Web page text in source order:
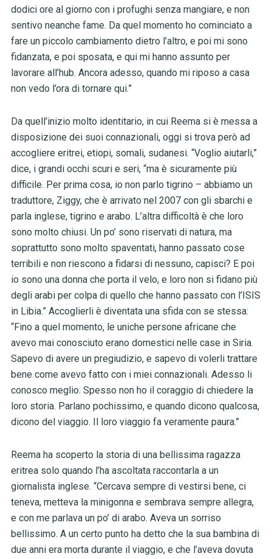
dodici ore al giorno con i profughi senza mangiare, e non
sentivo neanche fame. Da quel momento ho cominciato a
fare un piccolo cambiamento dietro l’altro, e poi mi sono
fidanzata, e poi sposata, e qui mi hanno assunto per
lavorare all’hub. Ancora adesso, quando mi riposo a casa
non vedo l’ora di tornare qui.”
Da quell’inizio molto identitario, in cui Reema si è messa a
disposizione dei suoi connazionali, oggi si trova però ad
accogliere eritrei, etiopi, somali, sudanesi. “Voglio aiutarli,”
dice, i grandi occhi scuri e seri, “ma è sicuramente più
difficile. Per prima cosa, io non parlo tigrino – abbiamo un
traduttore, Ziggy, che è arrivato nel 2007 con gli sbarchi e
parla inglese, tigrino e arabo. L’altra difficoltà è che loro
sono molto chiusi. Un po’ sono riservati di natura, ma
soprattutto sono molto spaventati, hanno passato cose
terribili e non riescono a fidarsi di nessuno, capisci? E poi
io sono una donna che porta il velo, e loro non si fidano più
degli arabi per colpa di quello che hanno passato con l’ISIS
in Libia.” Accoglierli è diventata una sfida con se stessa:
“Fino a quel momento, le uniche persone africane che
avevo mai conosciuto erano domestici nelle case in Siria.
Sapevo di avere un pregiudizio, e sapevo di volerli trattare
bene come avevo fatto con i miei connazionali. Adesso li
conosco meglio. Spesso non ho il coraggio di chiedere la
loro storia. Parlano pochissimo, e quando dicono qualcosa,
dicono del viaggio. Il loro viaggio fa veramente paura.”
Reema ha scoperto la storia di una bellissima ragazza
eritrea solo quando l’ha ascoltata raccontarla a un
giornalista inglese. “Cercava sempre di vestirsi bene, ci
teneva, metteva la minigonna e sembrava sempre allegra,
e con me parlava un po’ di arabo. Aveva un sorriso
bellissimo. A un certo punto ha detto che la sua bambina di
due anni era morta durante il viaggio, e che l’aveva dovuta